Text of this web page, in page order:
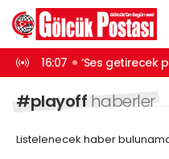
16:07 ‘Ses getirecek
#playoff haberler
Listelenecek haber